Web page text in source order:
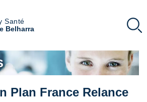
Santé
Belharra
Plan France Relance